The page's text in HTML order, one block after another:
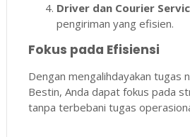
Driver dan Courier
pengiriman yang efisien.
Fokus pada Efisiensi
Dengan mengalihdayakan tugas
Bestin, Anda dapat fokus pada
tanpa terbebani tugas